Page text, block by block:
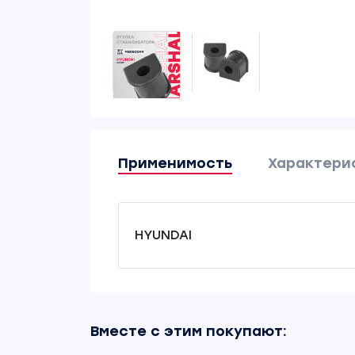
Применимость
HYUNDAI
Вместе с этим покупают: